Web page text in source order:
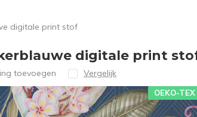
digitale print stof
digitale print
toevoegen Vergelijk
OEKO-